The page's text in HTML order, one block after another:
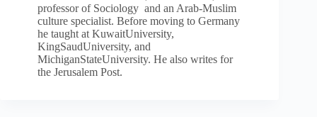
professor of Sociology and an Arab-Muslim
culture specialist. Before moving to Germany
he taught at KuwaitUniversity,
KingSaudUniversity, and
MichiganStateUniversity. He also writes for
the Jerusalem Post.